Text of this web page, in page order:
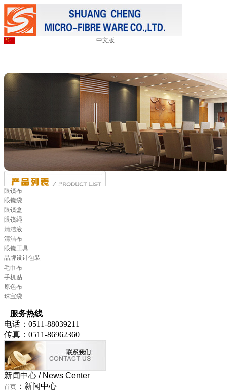
中文版
眼镜布
眼镜袋
眼镜盒
眼镜绳
清洁液
清洁布
眼镜工具
品牌设计包装
毛巾布
手机贴
原色布
珠宝袋
服务热线
电话：0511-88039211
传真：0511-86962360
新闻中心 / News Center
首页 ：新闻中心